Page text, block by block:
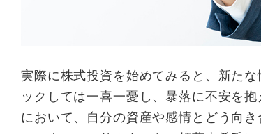
実際に株式投資を始めてみると、新た
ックしては一喜一憂し、暴落に不安を
において、自分の資産や感情とどう向